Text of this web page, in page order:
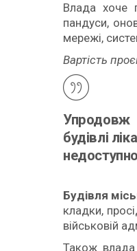
Влада хоче
пандуси,
мережі,
Вартість
Упродовж
будівлі
Будівля
кладки,
військовій
Також влада